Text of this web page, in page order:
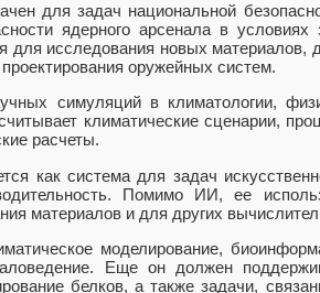
для задач национальной
ядерного арсенала в условиях
для исследования новых материалов,
оружейных систем.
симуляций в климатологии,
климатические сценарии,
расчеты.
как система для задач
Помимо ИИ, ее
материалов и для других
моделирование,
Еще он должен
белков, а также задачи,